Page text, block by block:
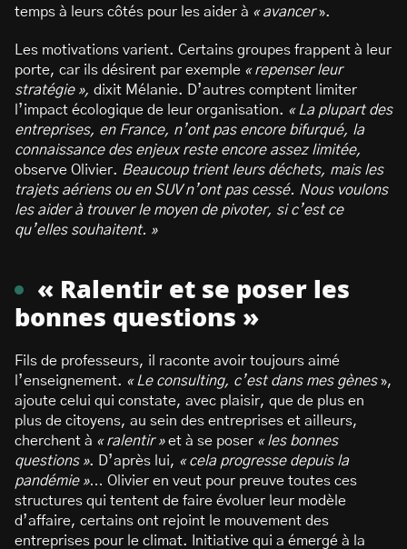
temps à leurs côtés pour les aider à « avancer».
Les motivations varient. Certains groupes frappent à leur
porte, car ils désirent par exemple « repenser leur
stratégie », dixit Mélanie. D’autres comptent limiter
l’impact écologique de leur organisation. « La plupart des
entreprises, en France, n’ont pas encore bifurqué, la
connaissance des enjeux reste encore assez limitée,
observe Olivier. Beaucoup trient leurs déchets, mais les
trajets aériens ou en SUV n’ont pas cessé. Nous voulons
les aider à trouver le moyen de pivoter, si c’est ce
qu’elles souhaitent. »
« Ralentir et se poser les
bonnes questions »
Fils de professeurs, il raconte avoir toujours aimé
l’enseignement. « Le consulting, c’est dans mes gènes»,
ajoute celui qui constate, avec plaisir, que de plus en
plus de citoyens, au sein des entreprises et ailleurs,
cherchent à « ralentir »et à se poser « les bonnes
questions ». D’après lui, « cela progresse depuis la
pandémie »… Olivier en veut pour preuve toutes ces
structures qui tentent de faire évoluer leur modèle
d’affaire, certains ont rejoint le mouvement des
entreprises pour le climat. Initiative qui a émergé à la